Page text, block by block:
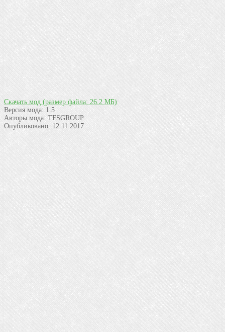
Скачать мод (размер файла: 26.2 МБ)
Версия мода: 1.5
Авторы мода: TFSGROUP
Опубликовано:12.11.2017